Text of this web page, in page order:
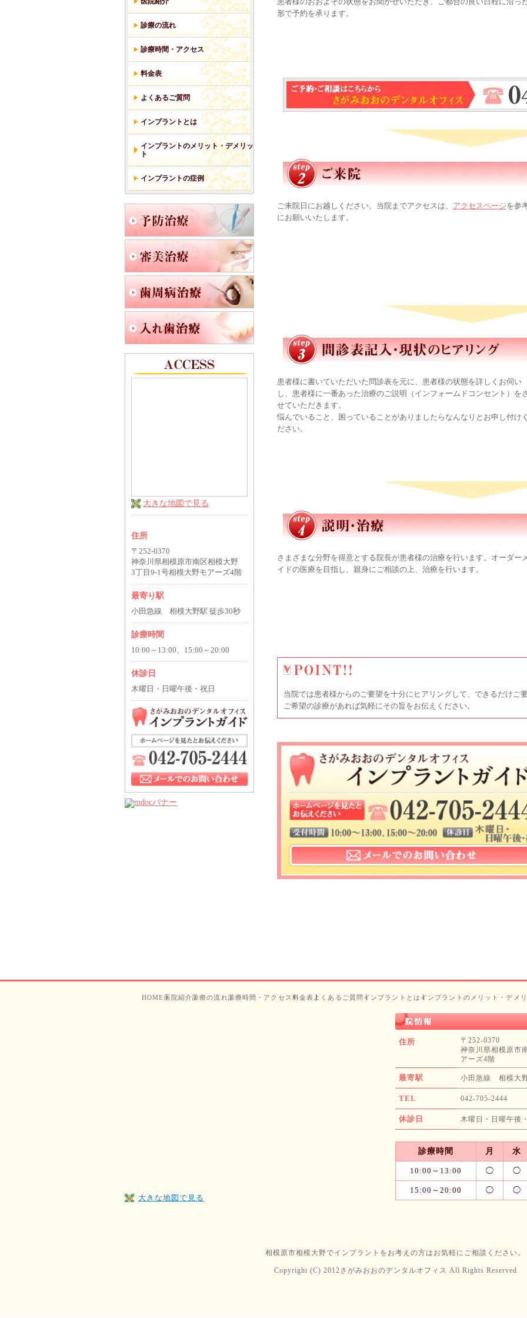
患者様のおおよその状態をお聞かせいただき、ご都合の良い日程に沿っ
形で予約を承ります。
ご来院日にお越しください。当院までアクセスは、 アクセスページを参
にお願いいたします。
患者様に書いていただいた問診表を元に、患者様の状態を詳しくお伺い
し、患者様に一番あった治療のご説明（インフォームドコンセント）を
せていただきます。
悩んでいること、困っていることがありましたらなんなりとお申し付け
ださい。
さまざまな分野を得意とする院長が患者様の治療を行います。オーダー
イドの医療を目指し、親身にご相談の上、治療を行います。
当院では患者様からのご要望を十分にヒアリングして、できるだけご
ご希望の診療があれば気軽にその旨をお伝えください。
診療の流れ
診療時間・アクセス
料金表
よくあるご質問
インプラントとは
インプラントのメリット・デメリッ
ト
インプラントの症例
大きな地図で見る
住所
〒252-0370
神奈川県相模原市南区相模大野
3丁目9-1号相模大野モアーズ4階
最寄り駅
小田急線 相模大野駅 徒歩30秒
診療時間
10:00～13:00、15:00～20:00
休診日
木曜日・日曜午後・祝日
HOME 医院紹介診療の流れ診療時間・アクセス 料金表 よくあるご質問 インプラントとは インプラントのメリット・デメ
大きな地図で見る
住所
〒252-0370
神奈川県相模原市
アーズ4階
最寄駅 小田急線 相模大
TEL 042-705-2444
休診日 木曜日・日曜午後
診療時間 月 水
10:00～ 13:00 ◯ ◯
15:00～ 20:00 ◯ ◯
相模原市相模大野でインプラントをお考えの方はお気軽にご相談ください。
Copyright (C) 2012さがみおおのデンタルオフィス All Rights Reserved